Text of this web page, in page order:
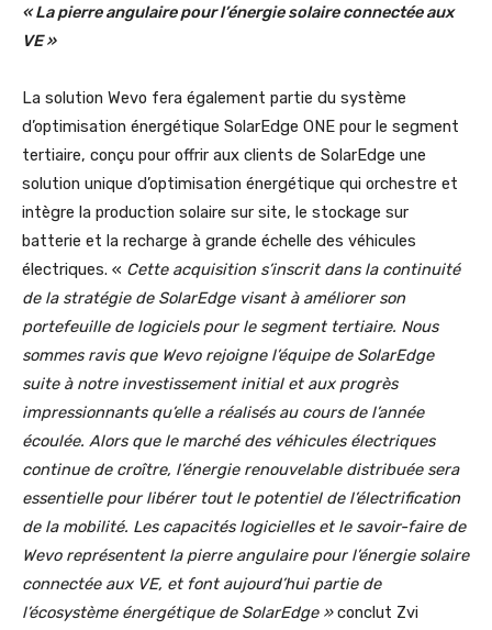
« La pierre angulaire pour l’énergie solaire connectée aux
VE »
La solution Wevo fera également partie du système
d’optimisation énergétique SolarEdge ONE pour le segment
tertiaire, conçu pour offrir aux clients de SolarEdge une
solution unique d’optimisation énergétique qui orchestre et
intègre la production solaire sur site, le stockage sur
batterie et la recharge à grande échelle des véhicules
électriques. « Cette acquisition s’inscrit dans la continuité
de la stratégie de SolarEdge visant à améliorer son
portefeuille de logiciels pour le segment tertiaire. Nous
sommes ravis que Wevo rejoigne l’équipe de SolarEdge
suite à notre investissement initial et aux progrès
impressionnants qu’elle a réalisés au cours de l’année
écoulée. Alors que le marché des véhicules électriques
continue de croître, l’énergie renouvelable distribuée sera
essentielle pour libérer tout le potentiel de l’électrification
de la mobilité. Les capacités logicielles et le savoir-faire de
Wevo représentent la pierre angulaire pour l’énergie solaire
connectée aux VE, et font aujourd’hui partie de
l’écosystème énergétique de SolarEdge »conclut Zvi